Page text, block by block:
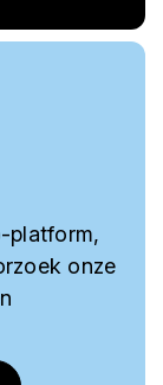
platform,
onze